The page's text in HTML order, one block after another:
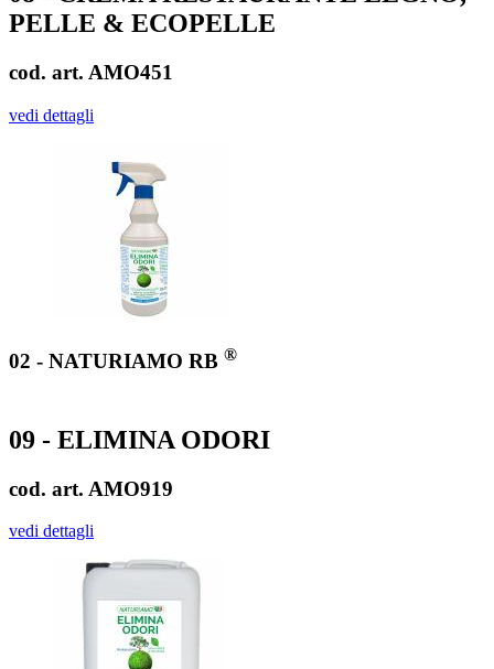
PELLE & ECOPELLE
cod. art. AMO451
vedi dettagli
02 - NATURIAMO RB ®
09 - ELIMINA ODORI
cod. art. AMO919
vedi dettagli